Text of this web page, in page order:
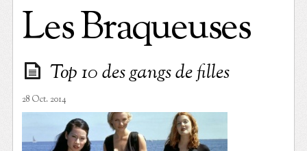
Les Braqueuses
Top 10 des gangs de filles
28 Oct. 2014